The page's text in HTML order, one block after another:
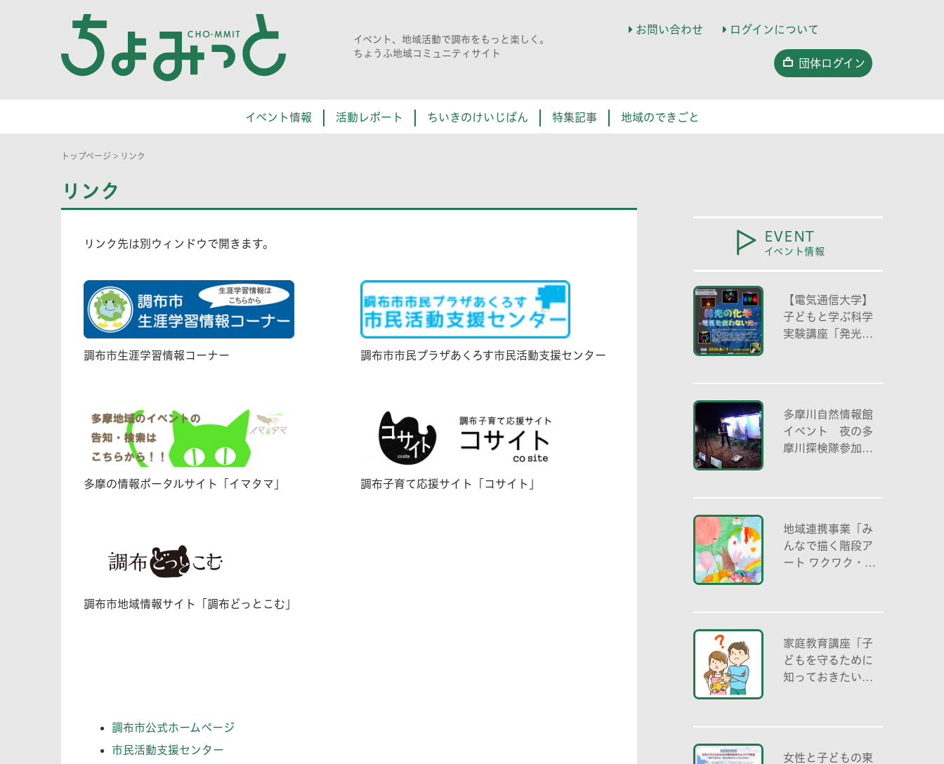
イベント、地域活動で調布をもっと楽しく。
ちょうふ地域コミュニティサイト
お問い合わせ ログインについて
団体ログイン
イベント情報 活動レポート ちいきのけいじばん 特集記事 地域のできごと
トップページ > リンク
リンク
リンク先は別ウィンドウで開きます。
調布市生涯学習情報コーナー 調布市市民プラザあくろす市民活動支援センター
多摩の情報ポータルサイト「イマタマ」 調布子育て応援サイト「コサイト」
調布市地域情報サイト「調布どっとこむ」
調布市公式ホームページ
市民活動支援センター
EVENT
イベント情報
【電気通信大学】
子どもと学ぶ科学
実験講座「発光の
多摩川自然情報館
イベント 夜の多
摩川探検隊参加者
地域連携事業「み
んなで描く階段ア
ート ワクワク・自
家庭教育講座「子
どもを守るために
知っておきたいこ
女性と子どもの東